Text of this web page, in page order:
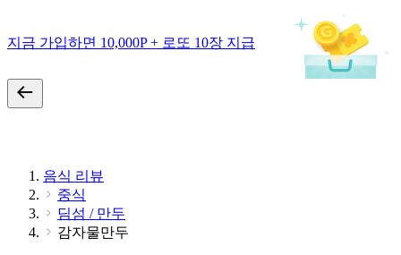
지금 가입하면 10,000P + 로또 10장 지급
음식 리뷰
중식
딤섬 / 만두
감자물만두